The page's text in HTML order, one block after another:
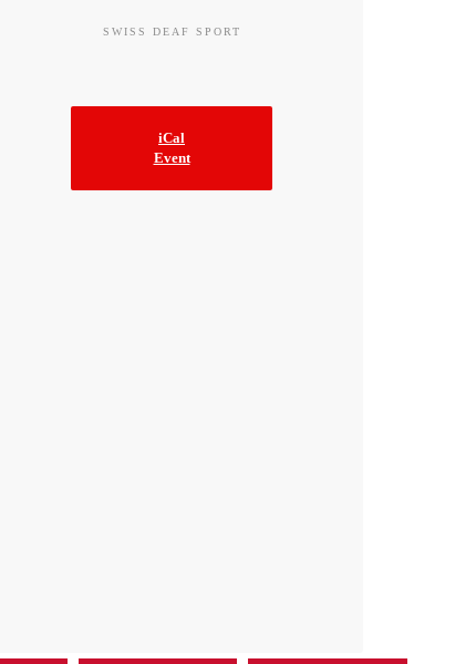
SWISS DEAF SPORT
iCal
Event